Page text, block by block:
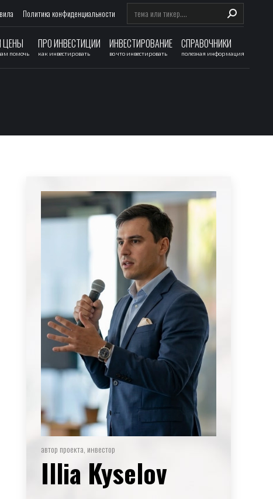
Политика конфиденциальности
ЦЕНЫ
помочь
ПРО ИНВЕСТИЦИИ
как инвестировать
ИНВЕСТИРОВАНИЕ
во что инвестировать
СПРАВОЧНИКИ
полезная информация
автор проекта, инвестор
Illia Kyselov